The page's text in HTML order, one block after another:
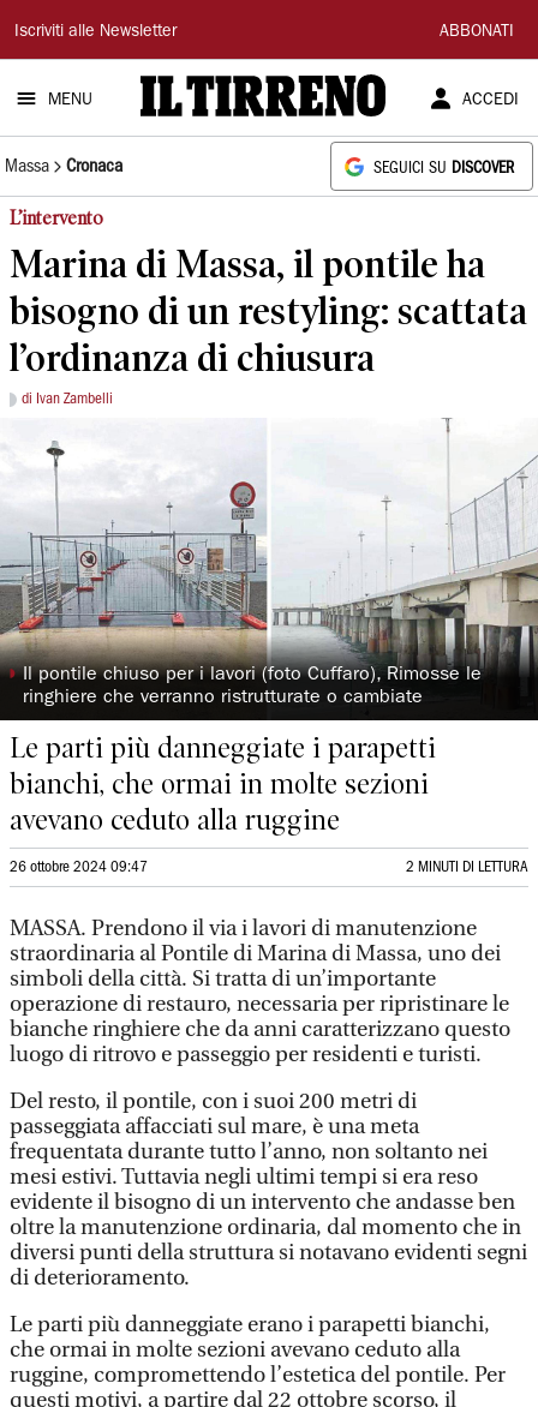
Il
Tirreno
Iscriviti alle Newsletter ABBONATI
MENU ACCEDI
Massa Cronaca SEGUICI SU DISCOVER
L’intervento
Marina di Massa, il pontile ha
bisogno di un restyling: scattata
l’ordinanza di chiusura
di Ivan Zambelli
◗Il pontile chiuso per i lavori (foto Cuffaro), Rimosse le
ringhiere che verranno ristrutturate o cambiate
Le parti più danneggiate i parapetti
bianchi, che ormai in molte sezioni
avevano ceduto alla ruggine
26 ottobre 2024 09:47 2 MINUTI DI LETTURA
MASSA. Prendono il via i lavori di manutenzione
straordinaria al Pontile di Marina di Massa, uno dei
simboli della città. Si tratta di un’importante
operazione di restauro, necessaria per ripristinare le
bianche ringhiere che da anni caratterizzano questo
luogo di ritrovo e passeggio per residenti e turisti.
Del resto, il pontile, con i suoi 200 metri di
passeggiata affacciati sul mare, è una meta
frequentata durante tutto l’anno, non soltanto nei
mesi estivi. Tuttavia negli ultimi tempi si era reso
evidente il bisogno di un intervento che andasse ben
oltre la manutenzione ordinaria, dal momento che in
diversi punti della struttura si notavano evidenti segni
di deterioramento.
Le parti più danneggiate erano i parapetti bianchi,
che ormai in molte sezioni avevano ceduto alla
ruggine, compromettendo l’estetica del pontile. Per
questi motivi, a partire dal 22 ottobre scorso, il